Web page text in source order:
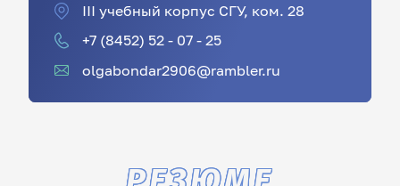
III учебный корпус СГУ, ком. 28
+7 (8452) 52 - 07 - 25
olgabondar2906@rambler.ru